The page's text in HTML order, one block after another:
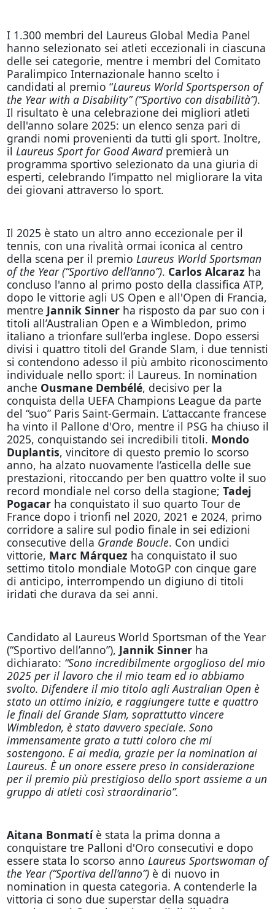
I 1.300 membri del Laureus Global Media Panel
hanno selezionato sei atleti eccezionali in ciascuna
delle sei categorie, mentre i membri del Comitato
Paralimpico Internazionale hanno scelto i
candidati al premio “Laureus World Sportsperson of
the Year with a Disability” (“Sportivo con disabilità”).
Il risultato è una celebrazione dei migliori atleti
dell'anno solare 2025: un elenco senza pari di
grandi nomi provenienti da tutti gli sport. Inoltre,
il Laureus Sport for Good Awardpremierà un
programma sportivo selezionato da una giuria di
esperti, celebrando l’impatto nel migliorare la vita
dei giovani attraverso lo sport.
Il 2025 è stato un altro anno eccezionale per il
tennis, con una rivalità ormai iconica al centro
della scena per il premio Laureus World Sportsman
of the Year (“Sportivo dell’anno”). Carlos Alcaraz ha
concluso l'anno al primo posto della classifica ATP,
dopo le vittorie agli US Open e all'Open di Francia,
mentre Jannik Sinnerha risposto da par suo con i
titoli all’Australian Open e a Wimbledon, primo
italiano a trionfare sull’erba inglese. Dopo essersi
divisi i quattro titoli del Grande Slam, i due tennisti
si contendono adesso il più ambito riconoscimento
individuale nello sport: il Laureus. In nomination
anche Ousmane Dembélé, decisivo per la
conquista della UEFA Champions League da parte
del “suo” Paris Saint-Germain. L’attaccante francese
ha vinto il Pallone d'Oro, mentre il PSG ha chiuso il
2025, conquistando sei incredibili titoli. Mondo
Duplantis, vincitore di questo premio lo scorso
anno, ha alzato nuovamente l’asticella delle sue
prestazioni, ritoccando per ben quattro volte il suo
record mondiale nel corso della stagione; Tadej
Pogacarha conquistato il suo quarto Tour de
France dopo i trionfi nel 2020, 2021 e 2024, primo
corridore a salire sul podio finale in sei edizioni
consecutive della Grande Boucle. Con undici
vittorie, Marc Márquez ha conquistato il suo
settimo titolo mondiale MotoGP con cinque gare
di anticipo, interrompendo un digiuno di titoli
iridati che durava da sei anni.
Candidato al Laureus World Sportsman of the Year
(“Sportivo dell’anno”), Jannik Sinnerha
dichiarato: “Sono incredibilmente orgoglioso del mio
2025 per il lavoro che il mio team ed io abbiamo
svolto. Difendere il mio titolo agli Australian Open è
stato un ottimo inizio, e raggiungere tutte e quattro
le finali del Grande Slam, soprattutto vincere
Wimbledon, è stato davvero speciale. Sono
immensamente grato a tutti coloro che mi
sostengono. E ai media, grazie per la nomination ai
Laureus. È un onore essere preso in considerazione
per il premio più prestigioso dello sport assieme a un
gruppo di atleti così straordinario”.
Aitana Bonmatíè stata la prima donna a
conquistare tre Palloni d'Oro consecutivi e dopo
essere stata lo scorso anno Laureus Sportswoman of
the Year (“Sportiva dell’anno”) è di nuovo in
nomination in questa categoria. A contenderle la
vittoria ci sono due superstar della squadra